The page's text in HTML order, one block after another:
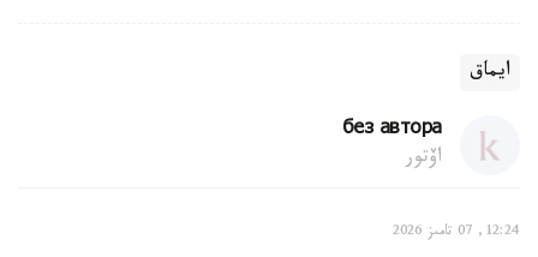
ايماق
без автора
اۆتور
12:24, 07 تامىز 2026